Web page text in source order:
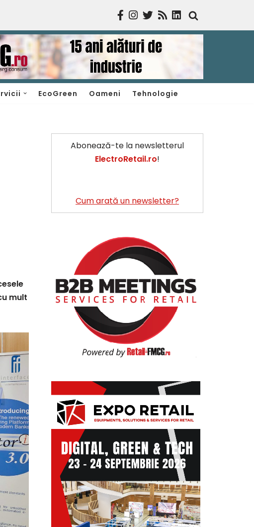
EcoGreen Oameni Tehnologie
mult
Abonează-te la newsletterul
ElectroRetail.ro!
Cum arată un newsletter?